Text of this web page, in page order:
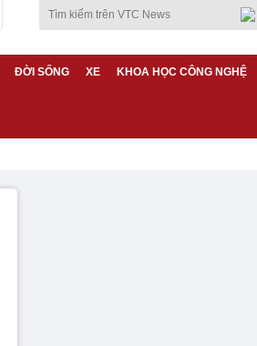
ĐỜI SỐNG XE KHOA HỌC CÔNG NGHỆ